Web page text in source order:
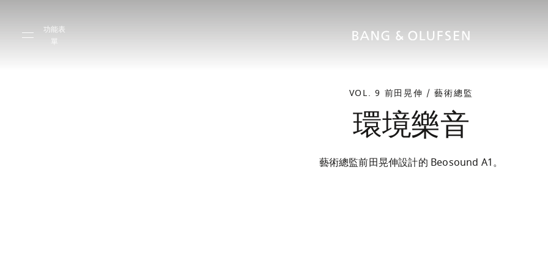
功能表
單
VOL. 9 前田晃伸 / 藝術總監
環境樂音
藝術總監前田晃伸設計的 Beosound A1。